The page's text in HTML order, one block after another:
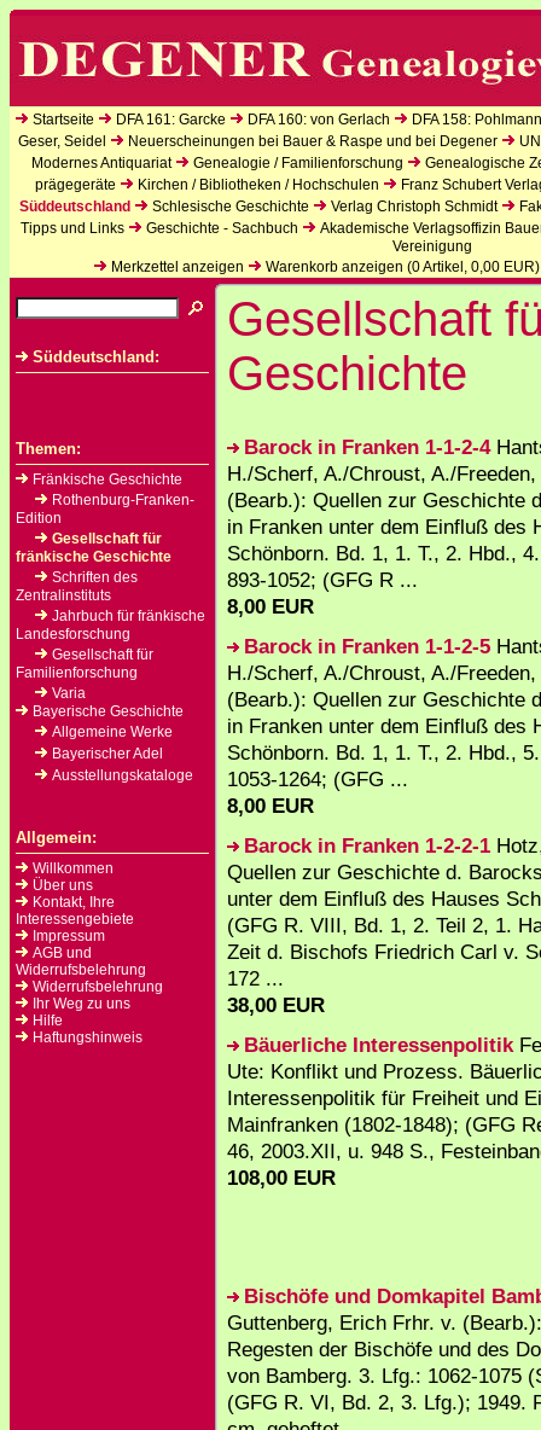
Startseite DFA 161: Garcke DFA 160: von Gerlach
DFA 158:
Geser, Seidel
Neuerscheinungen bei Bauer & Raspe und bei Degener
Modernes Antiquariat
Genealogie / Familienforschung
Genealogische
prägegeräte
Kirchen / Bibliotheken / Hochschulen
Franz Schubert
Süddeutschland
Schlesische Geschichte Verlag Christoph Schmidt
Tipps und Links
Geschichte - Sachbuch
Akademische Verlagsoffizin
Vereinigung
Merkzettel anzeigen
Warenkorb anzeigen (0Artikel, 0,00 EUR)
Süddeutschland:
Themen:
Fränkische Geschichte
Rothenburg-Franken-
Edition
Gesellschaft für
fränkische Geschichte
Schriften des
Zentralinstituts
Jahrbuch für fränkische
Landesforschung
Gesellschaft für
Familienforschung
Varia
Bayerische Geschichte
Allgemeine Werke
Bayerischer Adel
Ausstellungskataloge
Allgemein:
Willkommen
Über uns
Kontakt, Ihre
Interessengebiete
Impressum
AGB und
Widerrufsbelehrung
Widerrufsbelehrung
Ihr Weg zu uns
Hilfe
Haftungshinweis
Gesellschaft
Geschichte
Barock in Franken 1-1-2-4
H./Scherf, A./Chroust, A./
(Bearb.): Quellen zur Geschichte
in Franken unter dem Einfluß des
Schönborn. Bd. 1, 1. T., 2. Hbd.,
893-1052; (GFG R ...
8,00 EUR
Barock in Franken 1-1-2-5
H./Scherf, A./Chroust, A./
(Bearb.): Quellen zur Geschichte
in Franken unter dem Einfluß des
Schönborn. Bd. 1, 1. T., 2. Hbd.,
1053-1264; (GFG ...
8,00 EUR
Barock in Franken 1-2-2-1
Quellen zur Geschichte d.
unter dem Einfluß des Hauses
(GFG R. VIII, Bd. 1, 2. Teil 2, 1.
Zeit d. Bischofs Friedrich Carl v.
172 ...
38,00 EUR
Bäuerliche Interessenpolitik
Ute: Konflikt und Prozess.
Interessenpolitik für Freiheit und
Mainfranken (1802-1848); (GFG
46, 2003.XII, u. 948 S.,
108,00 EUR
Bischöfe und Domkapitel
Guttenberg, Erich Frhr. v.
Regesten der Bischöfe und des
von Bamberg. 3. Lfg.: 1062-1075
(GFG R. VI, Bd. 2, 3. Lfg.); 1949.